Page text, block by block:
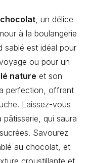
, un délice
à la boulangerie
sablé est idéal pour
ou pour un
nature et son
perfection, offrant
Laissez-vous
qui saura
Savourez
au chocolat, et
croustillante et